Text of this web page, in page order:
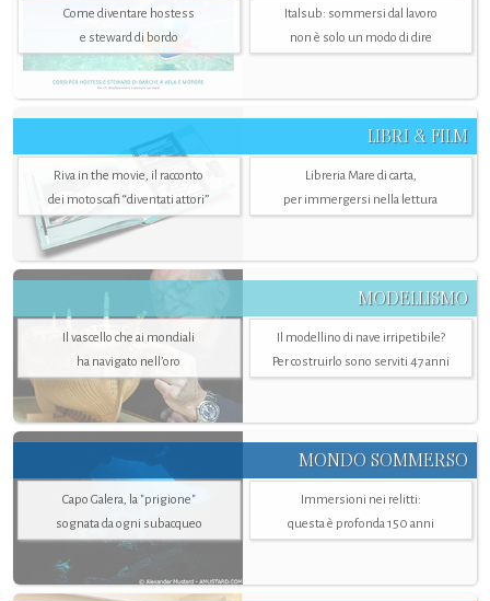
Come diventare hostess
e steward di bordo
Italsub: sommersi dal lavoro
non è solo un modo di dire
LIBRI & FILM
Riva in the movie, il racconto
dei motoscafi “diventati attori”
Libreria Mare di carta,
per immergersi nella lettura
MODELLISMO
Il vascello che ai mondiali
ha navigato nell’oro
Il modellino di nave irripetibile?
Per costruirlo sono serviti 47 anni
MONDO SOMMERSO
Capo Galera, la "prigione"
sognata da ogni subacqueo
Immersioni nei relitti:
questa è profonda 150 anni